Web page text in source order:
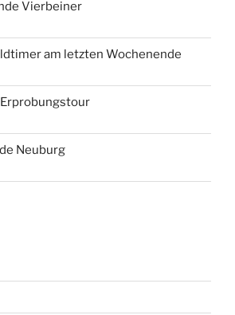
Vierbeiner
am letzten Wochenende
Neuburg